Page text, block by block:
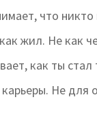
что никто
жил. Не как
как ты
Не